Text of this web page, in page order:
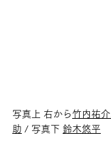
写真上 右から竹内祐介
助 / 写真下 鈴木悠平